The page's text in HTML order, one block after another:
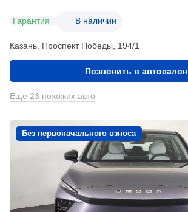
Гарантия В наличии
Казань, Проспект Победы, 194/1
Позвонить в автосалон
Еще 23 похожих авто
Без первоначального взноса